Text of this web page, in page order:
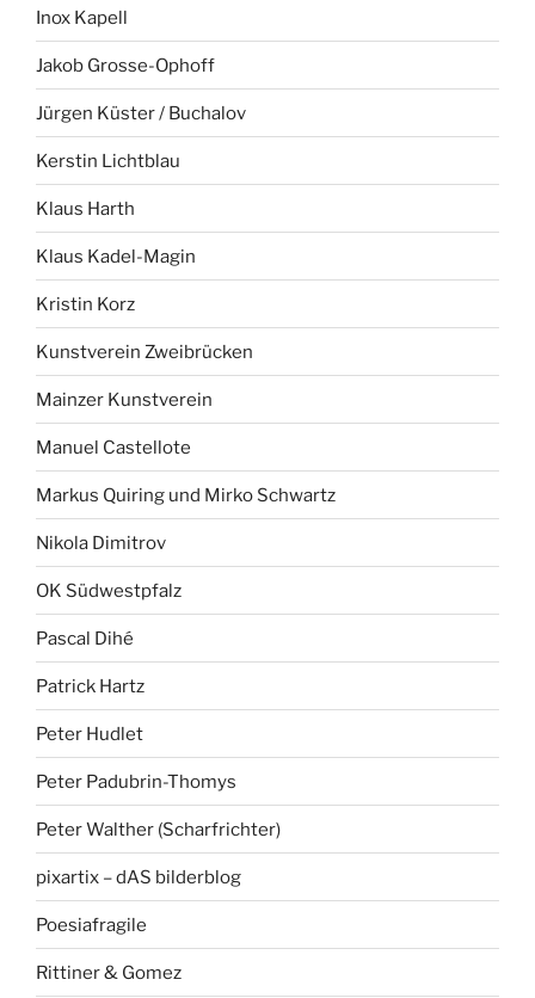
Inox Kapell
Jakob Grosse-Ophoff
Jürgen Küster / Buchalov
Kerstin Lichtblau
Klaus Harth
Klaus Kadel-Magin
Kristin Korz
Kunstverein Zweibrücken
Mainzer Kunstverein
Manuel Castellote
Markus Quiring und Mirko Schwartz
Nikola Dimitrov
OK Südwestpfalz
Pascal Dihé
Patrick Hartz
Peter Hudlet
Peter Padubrin-Thomys
Peter Walther (Scharfrichter)
pixartix – dAS bilderblog
Poesiafragile
Rittiner & Gomez